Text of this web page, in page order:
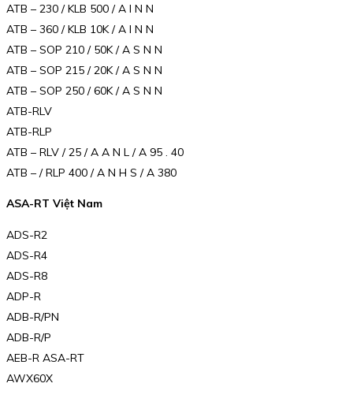
ATB – 230 / KLB 500 / A I N N
ATB – 360 / KLB 10K / A I N N
ATB – SOP 210 / 50K / A S N N
ATB – SOP 215 / 20K / A S N N
ATB – SOP 250 / 60K / A S N N
ATB-RLV
ATB-RLP
ATB – RLV / 25 / A A N L / A 95 . 40
ATB – / RLP 400 / A N H S / A 380
ASA-RT Việt Nam
ADS-R2
ADS-R4
ADS-R8
ADP-R
ADB-R/PN
ADB-R/P
AEB-R ASA-RT
AWX60X